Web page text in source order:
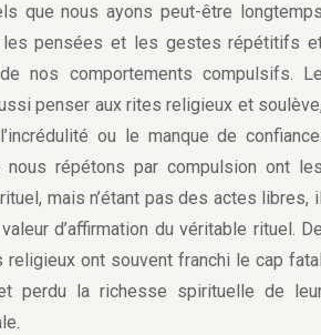
que nous ayons peut-être
les pensées et les gestes répétitifs
nos comportements compulsifs.
penser aux rites religieux et
ou le manque de
nous répétons par compulsion ont
mais n’étant pas des actes libres,
d’affirmation du véritable rituel.
religieux ont souvent franchi le cap
perdu la richesse spirituelle de